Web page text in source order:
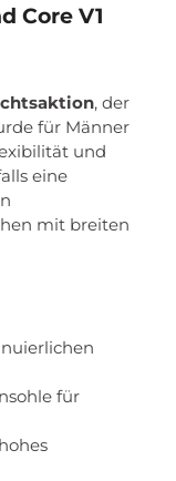
Core V1
, der
für Männer
und
eine
mit breiten
für